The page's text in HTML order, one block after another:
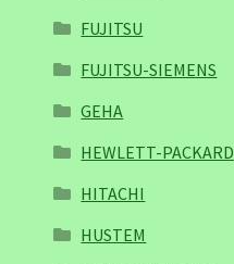
FUJITSU
FUJITSU-SIEMENS
GEHA
HEWLETT-PACKARD
HITACHI
HUSTEM